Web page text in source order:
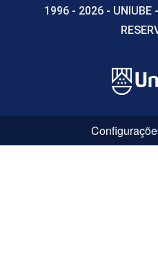
Roteirização dos
Coincidentes
1996 - 2026 - UNIUBE